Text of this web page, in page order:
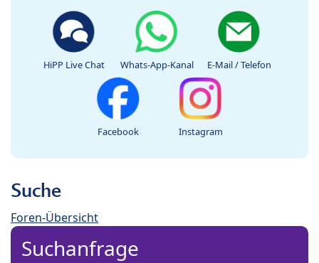
HiPP Live Chat Whats-App-Kanal E-Mail / Telefon
Facebook Instagram
Suche
Foren-Übersicht
Suchanfrage